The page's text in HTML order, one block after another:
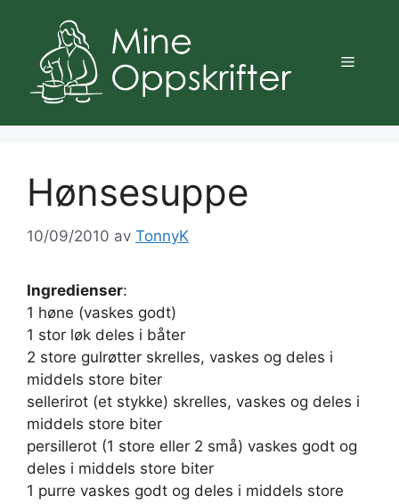
innhold
Meny
Hønsesuppe
10/09/2010 av TonnyK
Ingredienser:
1 høne (vaskes godt)
1 stor løk deles i båter
2 store gulrøtter skrelles, vaskes og deles i
middels store biter
sellerirot (et stykke) skrelles, vaskes og deles i
middels store biter
persillerot (1 store eller 2 små) vaskes godt og
deles i middels store biter
1 purre vaskes godt og deles i middels store